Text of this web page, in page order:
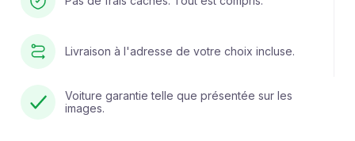
Livraison à l'adresse de votre choix incluse.
Voiture garantie telle que présentée sur les
images.